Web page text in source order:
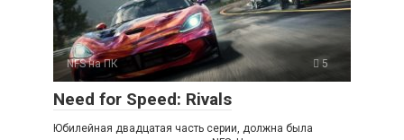
NFS на ПК 5
Need for Speed: Rivals
Юбилейная двадцатая часть серии, должна была